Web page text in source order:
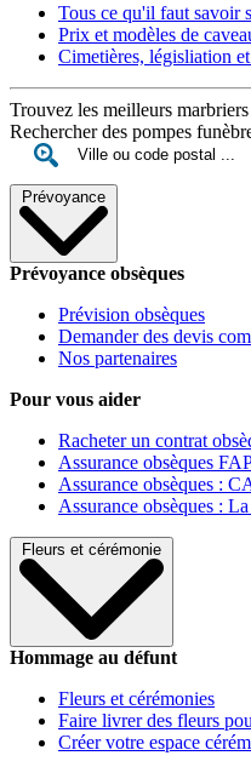
Tous ce qu'il faut savoir
Prix et modèles de
Cimetières, législiation
Trouvez les meilleurs
Rechercher des pompes
Prévoyance
Prévoyance obsèques
Prévision obsèques
Demander des devis
Nos partenaires
Pour vous aider
Racheter un contrat
Assurance obsèques
Assurance obsèques :
Assurance obsèques :
Fleurs et cérémonie
Hommage au défunt
Fleurs et cérémonies
Faire livrer des fleurs
Créer votre espace